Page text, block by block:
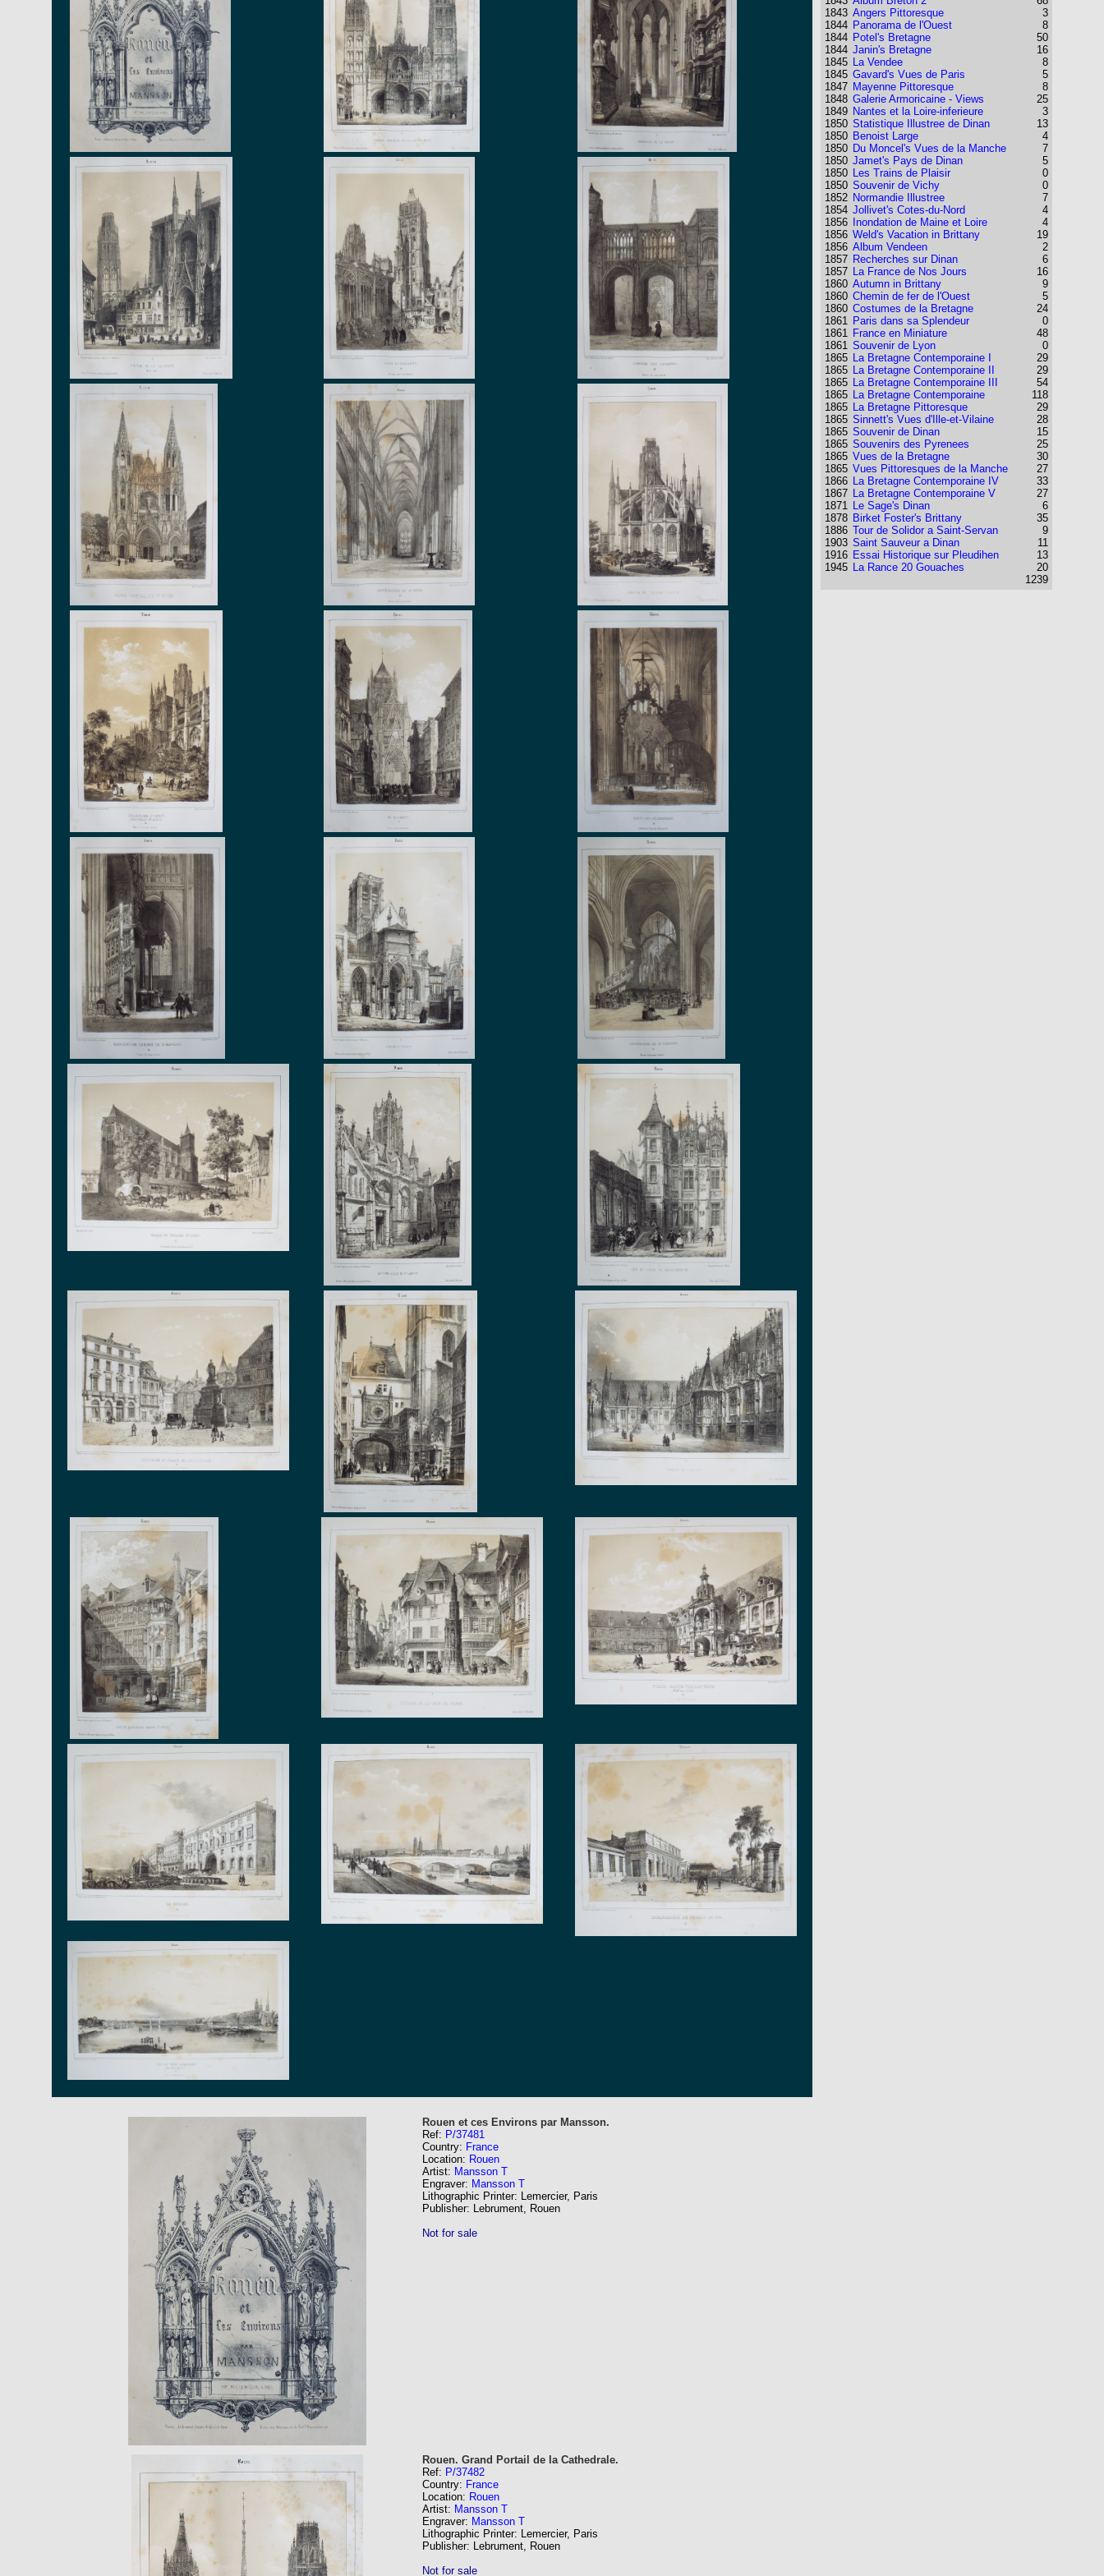
Rouen et ces Environs par Mansson.
Ref: P/37481
Country: France
Location: Rouen
Artist: Mansson T
Engraver: Mansson T
Lithographic Printer: Lemercier, Paris
Publisher: Lebrument, Rouen
Not for sale
Rouen. Grand Portail de la Cathedrale.
Ref: P/37482
Country: France
Location: Rouen
Artist: Mansson T
Engraver: Mansson T
Lithographic Printer: Lemercier, Paris
Publisher: Lebrument, Rouen
Not for sale
1843
1844
1844
1844
1845
1845
1847
1848
1849
1850
1850
1850
1850
1850
1850
1852
1854
1856
1856
1856
1857
1857
1860
1860
1860
1861
1861
1861
1865
1865
1865
1865
1865
1865
1865
1865
1865
1865
1866
1867
1871
1878
1886
1903
1916
1945
Angers Pittoresque
Panorama de l'Ouest
Potel's Bretagne
Janin's Bretagne
La Vendee
Gavard's Vues de Paris
Mayenne Pittoresque
Galerie Armoricaine - Views
Nantes et la Loire-inferieure
Statistique Illustree de Dinan
Benoist Large
Du Moncel's Vues de la Manche
Jamet's Pays de Dinan
Les Trains de Plaisir
Souvenir de Vichy
Normandie Illustree
Jollivet's Cotes-du-Nord
Inondation de Maine et Loire
Weld's Vacation in Brittany
Album Vendeen
Recherches sur Dinan
La France de Nos Jours
Autumn in Brittany
Chemin de fer de l'Ouest
Costumes de la Bretagne
Paris dans sa Splendeur
France en Miniature
Souvenir de Lyon
La Bretagne Contemporaine I
La Bretagne Contemporaine II
La Bretagne Contemporaine III
La Bretagne Contemporaine
La Bretagne Pittoresque
Sinnett's Vues d'Ille-et-Vilaine
Souvenir de Dinan
Souvenirs des Pyrenees
Vues de la Bretagne
Vues Pittoresques de la Manche
La Bretagne Contemporaine IV
La Bretagne Contemporaine V
Le Sage's Dinan
Birket Foster's Brittany
Tour de Solidor a Saint-Servan
Saint Sauveur a Dinan
Essai Historique sur Pleudihen
La Rance 20 Gouaches
3
8
50
16
8
5
8
25
3
13
4
7
5
0
0
7
4
4
19
2
6
16
9
5
24
0
48
0
29
29
54
118
29
28
15
25
30
27
33
27
6
35
9
11
13
20
1239